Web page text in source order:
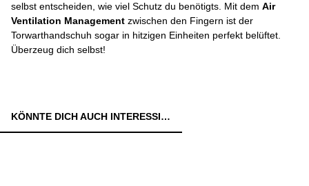
selbst entscheiden, wie viel Schutz du benötigts. Mit dem Air
Ventilation Management zwischen den Fingern ist der
Torwarthandschuh sogar in hitzigen Einheiten perfekt belüftet.
Überzeug dich selbst!
KÖNNTE DICH AUCH INTERESSIEREN: